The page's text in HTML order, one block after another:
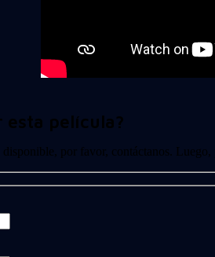
esta película?
por favor, contáctanos. Luego,